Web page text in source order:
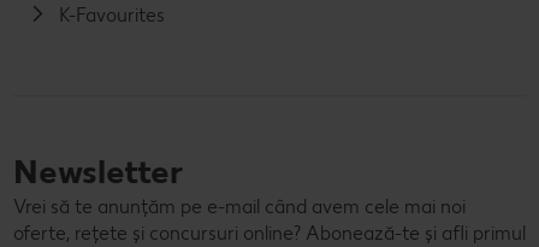
K-Favourites
Newsletter
Vrei să te anunțăm pe e-mail când avem cele mai noi
oferte, rețete și concursuri online? Abonează-te și afli primul